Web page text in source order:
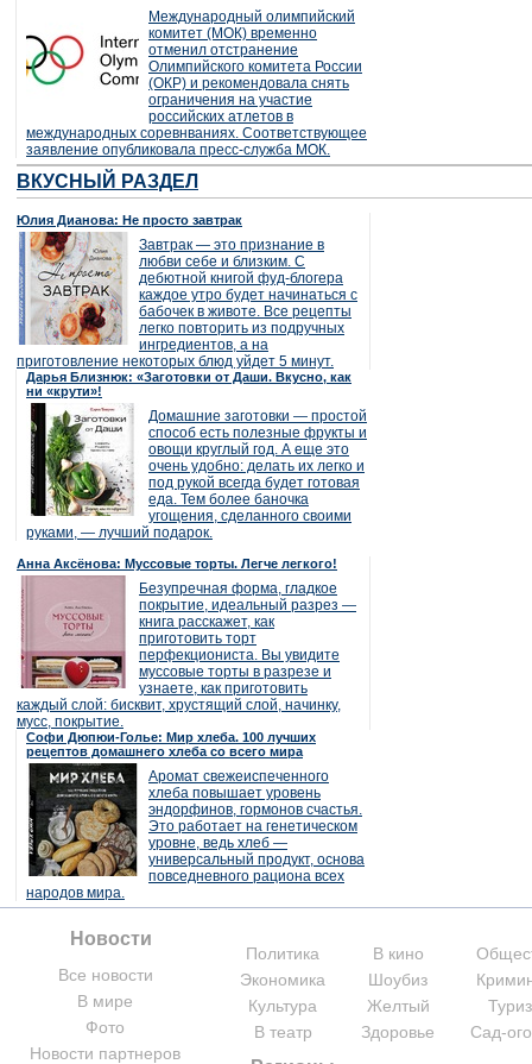
Международный олимпийский
комитет (МОК) временно
отменил отстранение
Олимпийского комитета России
(ОКР) и рекомендовала снять
ограничения на участие
российских атлетов в
международных соревнваниях. Соответствующее
заявление опубликовала пресс-служба МОК.
ВКУСНЫЙ РАЗДЕЛ
Юлия Дианова: Не просто завтрак
Завтрак — это признание в
любви себе и близким. С
дебютной книгой фуд-блогера
каждое утро будет начинаться с
бабочек в животе. Все рецепты
легко повторить из подручных
ингредиентов, а на
приготовление некоторых блюд уйдет 5 минут.
Дарья Близнюк: «Заготовки от Даши. Вкусно, как
ни «крути»!
Домашние заготовки — простой
способ есть полезные фрукты и
овощи круглый год. А еще это
очень удобно: делать их легко и
под рукой всегда будет готовая
еда. Тем более баночка
угощения, сделанного своими
руками, — лучший подарок.
Анна Аксёнова: Муссовые торты. Легче легкого!
Безупречная форма, гладкое
покрытие, идеальный разрез —
книга расскажет, как
приготовить торт
перфекциониста. Вы увидите
муссовые торты в разрезе и
узнаете, как приготовить
каждый слой: бисквит, хрустящий слой, начинку,
мусс, покрытие.
Софи Дюпюи-Голье: Мир хлеба. 100 лучших
рецептов домашнего хлеба со всего мира
Аромат свежеиспеченного
хлеба повышает уровень
эндорфинов, гормонов счастья.
Это работает на генетическом
уровне, ведь хлеб —
универсальный продукт, основа
повседневного рациона всех
народов мира.
Новости
Все новости
В мире
Фото
Новости партнеров
Политика
Экономика
Культура
В театр
В кино
Шоубиз
Желтый
Здоровье
Сад-